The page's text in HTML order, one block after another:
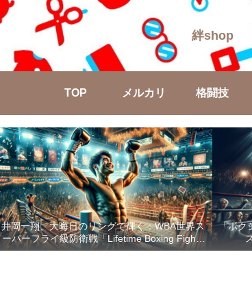
絆shop
TOP メルカリ 格闘技
井岡一翔、大晦日のリングで輝く：WBA世界ス
ーパーフライ級防衛戦「Lifetime Boxing Fights
18」
「ボク